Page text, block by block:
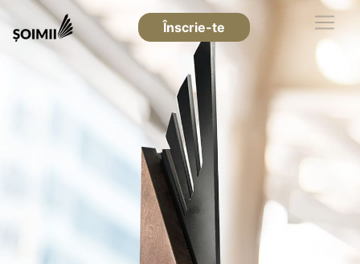
Înscrie-te